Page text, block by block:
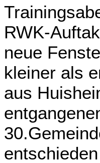
RWK-
neue
kleiner als
aus